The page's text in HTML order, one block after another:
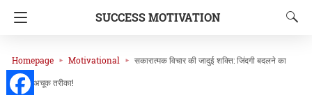
SUCCESS MOTIVATION
Homepage Motivational सकारात्मक विचार की जादुई शक्ति: जिंदगी बदलने का
100% अचूक तरीका!